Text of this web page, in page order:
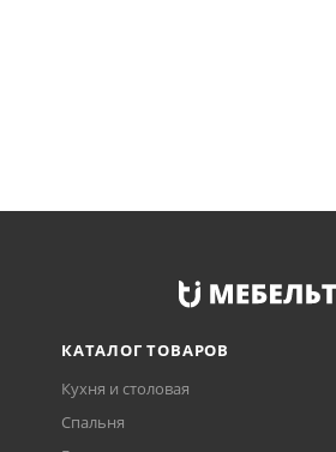
КАТАЛОГ ТОВАРОВ
Кухня и столовая
Спальня